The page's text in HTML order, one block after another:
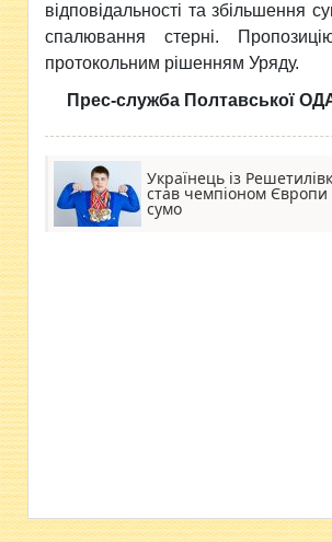
відповідальності та збільшення
спалювання стерні.
протокольним рішенням Уряду.
Прес-служба Полтавської
Українець із
став чемпіоном Європи
сумо